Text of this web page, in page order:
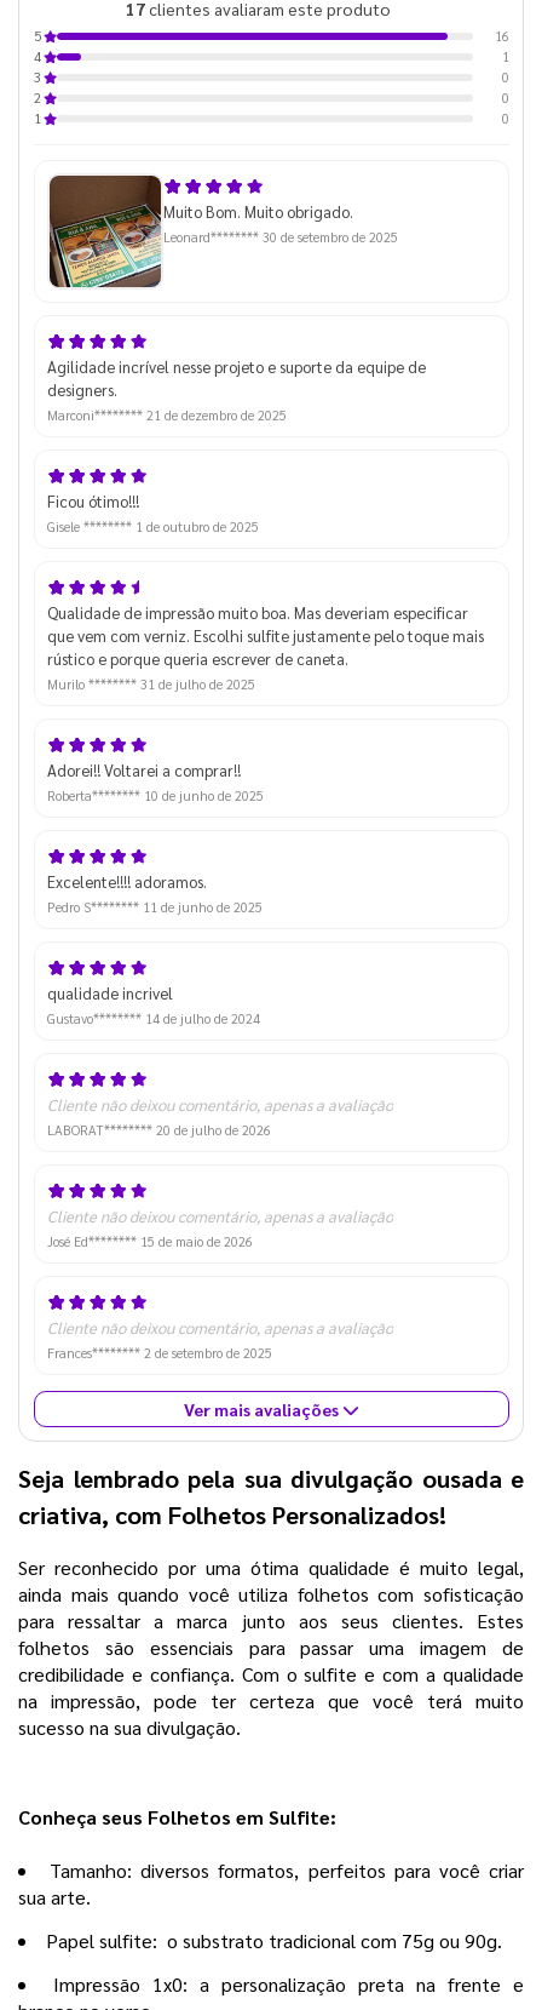
17clientes avaliaram este produto
5
16
4
1
3
0
2
0
1
0
Muito Bom. Muito obrigado.
Leonard******** 30 de setembro de 2025
Agilidade incrível nesse projeto e suporte da equipe de
designers.
Marconi******** 21 de dezembro de 2025
Ficou ótimo!!!
Gisele ******** 1 de outubro de 2025
Qualidade de impressão muito boa. Mas deveriam especificar
que vem com verniz. Escolhi sulfite justamente pelo toque mais
rústico e porque queria escrever de caneta.
Murilo ******** 31 de julho de 2025
Adorei!! Voltarei a comprar!!
Roberta******** 10 de junho de 2025
Excelente!!!! adoramos.
Pedro S******** 11 de junho de 2025
qualidade incrivel
Gustavo******** 14 de julho de 2024
Cliente não deixou comentário, apenas a avaliação
LABORAT******** 20 de julho de 2026
Cliente não deixou comentário, apenas a avaliação
José Ed******** 15 de maio de 2026
Cliente não deixou comentário, apenas a avaliação
Frances******** 2 de setembro de 2025
Ver mais avaliações
Seja lembrado pela sua divulgação ousada e
criativa, com Folhetos Personalizados!
Ser reconhecido por uma ótima qualidade é muito legal,
ainda mais quando você utiliza folhetos com sofisticação
para ressaltar a marca junto aos seus clientes. Estes
folhetos são essenciais para passar uma imagem de
credibilidade e confiança. Com o sulfite e com a qualidade
na impressão, pode ter certeza que você terá muito
sucesso na sua divulgação.
Conheça seus Folhetos em Sulfite:
Tamanho: diversos formatos, perfeitos para você criar
sua arte.
Papel sulfite: o substrato tradicional com 75g ou 90g.
Impressão 1x0: a personalização preta na frente e